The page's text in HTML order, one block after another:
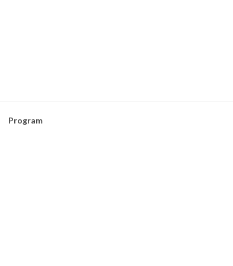
Program